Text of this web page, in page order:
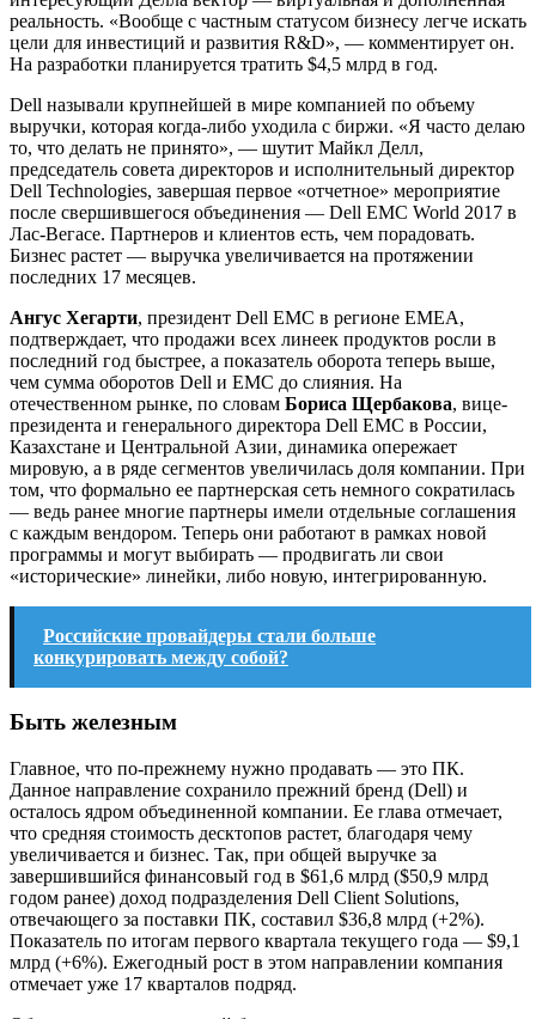
реальность. «Вообще с частным статусом бизнесу легче искать
цели для инвестиций и развития R&D», — комментирует он.
На разработки планируется тратить $4,5 млрд в год.
Dell называли крупнейшей в мире компанией по объему
выручки, которая когда-либо уходила с биржи. «Я часто делаю
то, что делать не принято», — шутит Майкл Делл,
председатель совета директоров и исполнительный директор
Dell Technologies, завершая первое «отчетное» мероприятие
после свершившегося объединения — Dell EMC World 2017 в
Лас-Вегасе. Партнеров и клиентов есть, чем порадовать.
Бизнес растет — выручка увеличивается на протяжении
последних 17 месяцев.
Ангус Хегарти, президент Dell EMC в регионе EMEA,
подтверждает, что продажи всех линеек продуктов росли в
последний год быстрее, а показатель оборота теперь выше,
чем сумма оборотов Dell и EMC до слияния. На
отечественном рынке, по словам Бориса Щербакова, вице-
президента и генерального директора Dell EMC в России,
Казахстане и Центральной Азии, динамика опережает
мировую, а в ряде сегментов увеличилась доля компании. При
том, что формально ее партнерская сеть немного сократилась
— ведь ранее многие партнеры имели отдельные соглашения
с каждым вендором. Теперь они работают в рамках новой
программы и могут выбирать — продвигать ли свои
«исторические» линейки, либо новую, интегрированную.
Российские провайдеры стали больше
конкурировать между собой?
Быть железным
Главное, что по-прежнему нужно продавать — это ПК.
Данное направление сохранило прежний бренд (Dell) и
осталось ядром объединенной компании. Ее глава отмечает,
что средняя стоимость десктопов растет, благодаря чему
увеличивается и бизнес. Так, при общей выручке за
завершившийся финансовый год в $61,6 млрд ($50,9 млрд
годом ранее) доход подразделения Dell Client Solutions,
отвечающего за поставки ПК, составил $36,8 млрд (+2%).
Показатель по итогам первого квартала текущего года — $9,1
млрд (+6%). Ежегодный рост в этом направлении компания
отмечает уже 17 кварталов подряд.